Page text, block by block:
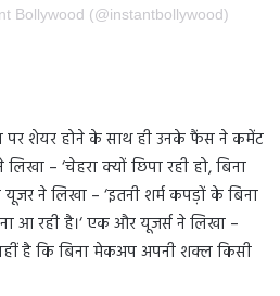
Bollywood (@instantbollywood)
पर शेयर होने के साथ ही उनके फैंस ने कमेंट
– ‘चेहरा क्यों छिपा रही हो, बिना
ने लिखा – ‘इतनी शर्म कपड़ों के बिना
आ रही है।‘ एक और यूजर्स ने लिखा –
है कि बिना मेकअप अपनी शक्ल किसी